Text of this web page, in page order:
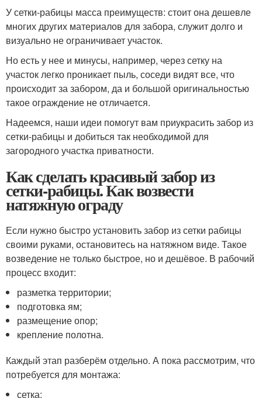
У сетки-рабицы масса преимуществ: стоит она дешевле
многих других материалов для забора, служит долго и
визуально не ограничивает участок.
Но есть у нее и минусы, например, через сетку на
участок легко проникает пыль, соседи видят все, что
происходит за забором, да и большой оригинальностью
такое ограждение не отличается.
Надеемся, наши идеи помогут вам приукрасить забор из
сетки-рабицы и добиться так необходимой для
загородного участка приватности.
Как сделать красивый забор из
сетки-рабицы. Как возвести
натяжную ограду
Если нужно быстро установить забор из сетки рабицы
своими руками, остановитесь на натяжном виде. Такое
возведение не только быстрое, но и дешёвое. В рабочий
процесс входит:
разметка территории;
подготовка ям;
размещение опор;
крепление полотна.
Каждый этап разберём отдельно. А пока рассмотрим, что
потребуется для монтажа:
сетка;